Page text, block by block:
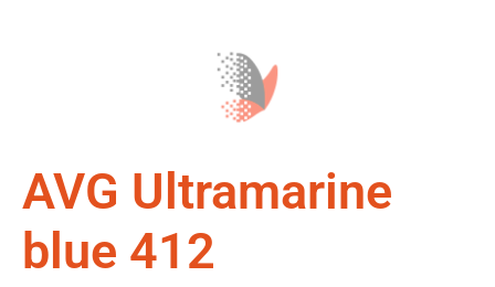
AVG Ultramarine
blue 412